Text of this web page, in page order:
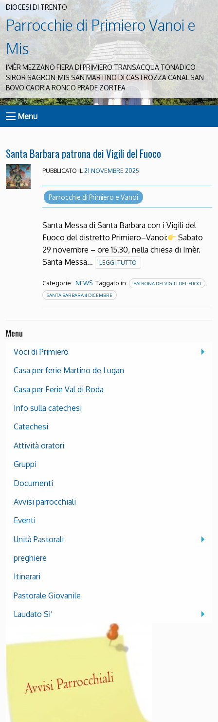
DIOCESI DI TRENTO
Parrocchie di Primiero Vanoi e
Mis
IMÈR MEZZANO FIERA DI PRIMIERO TRANSACQUA TONADICO
SIROR SAGRON-MIS SAN MARTINO DI CASTROZZA CANAL SAN
BOVO CAORIA RONCO PRADE ZORTEA
Menu
Santa Barbara patrona dei Vigili del Fuoco
PUBBLICATO IL 21 NOVEMBRE 2025
Parrocchie di Primiero e Vanoi
Santa Messa di Santa Barbara con i Vigili del
Fuoco del distretto Primiero–Vanoi:
Sabato
29 novembre – ore 15.30, nella chiesa di Imèr.
Santa Messa…
LEGGI TUTTO
Categorie: NEWS Taggato in: PATRONA DEI VIGILI DEL FUOO ,
SANTA BARBARA 4 DICEMBRE
Menu
Voci di Primiero
Casa per ferie Martino de Lugan
Casa per Ferie Val di Roda
Info sulla catechesi
Catechesi
Attività oratori
Gruppi
Documenti
Avvisi parrocchiali
Eventi
Unità Pastorali
preghiere
Itinerari
Pastorale Giovanile
Laudato Si’